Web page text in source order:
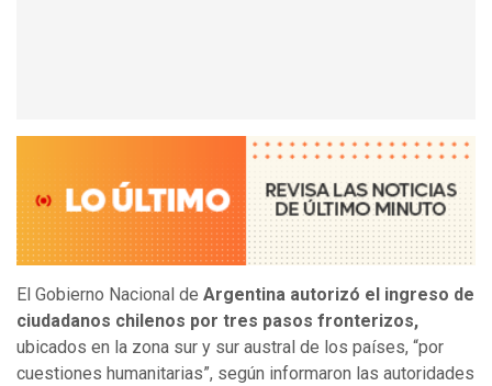
El Gobierno Nacional de Argentina autorizó el ingreso de
ciudadanos chilenos por tres pasos fronterizos,
ubicados en la zona sur y sur austral de los países, “por
cuestiones humanitarias”, según informaron las autoridades